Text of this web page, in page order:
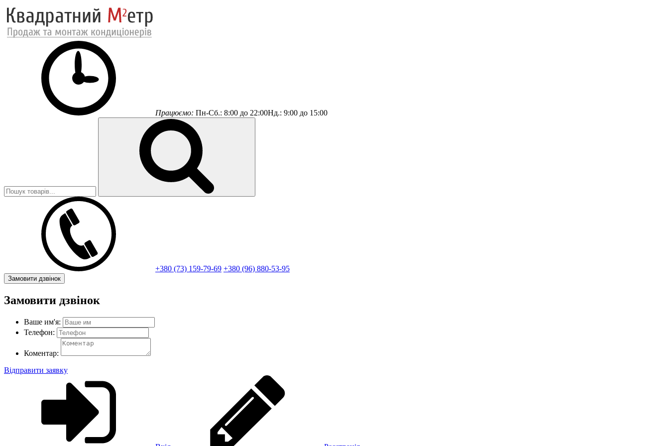
Працюємо: Пн-Сб.: 8:00 до 22:00Нд.: 9:00 до 15:00
+380 (73) 159-79-69 +380 (96) 880-53-95
Замовити дзвінок
Замовити дзвінок
Ваше им'я:
Телефон:
Коментар:
Відправити заявку